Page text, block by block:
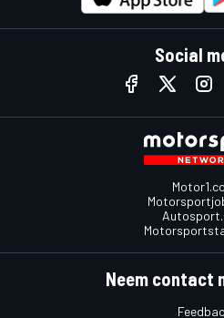
Social
Neem contact